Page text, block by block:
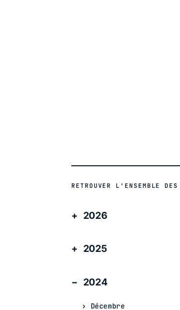
RETROUVER L'ENSEMBLE
2026
2025
2024
Décembre